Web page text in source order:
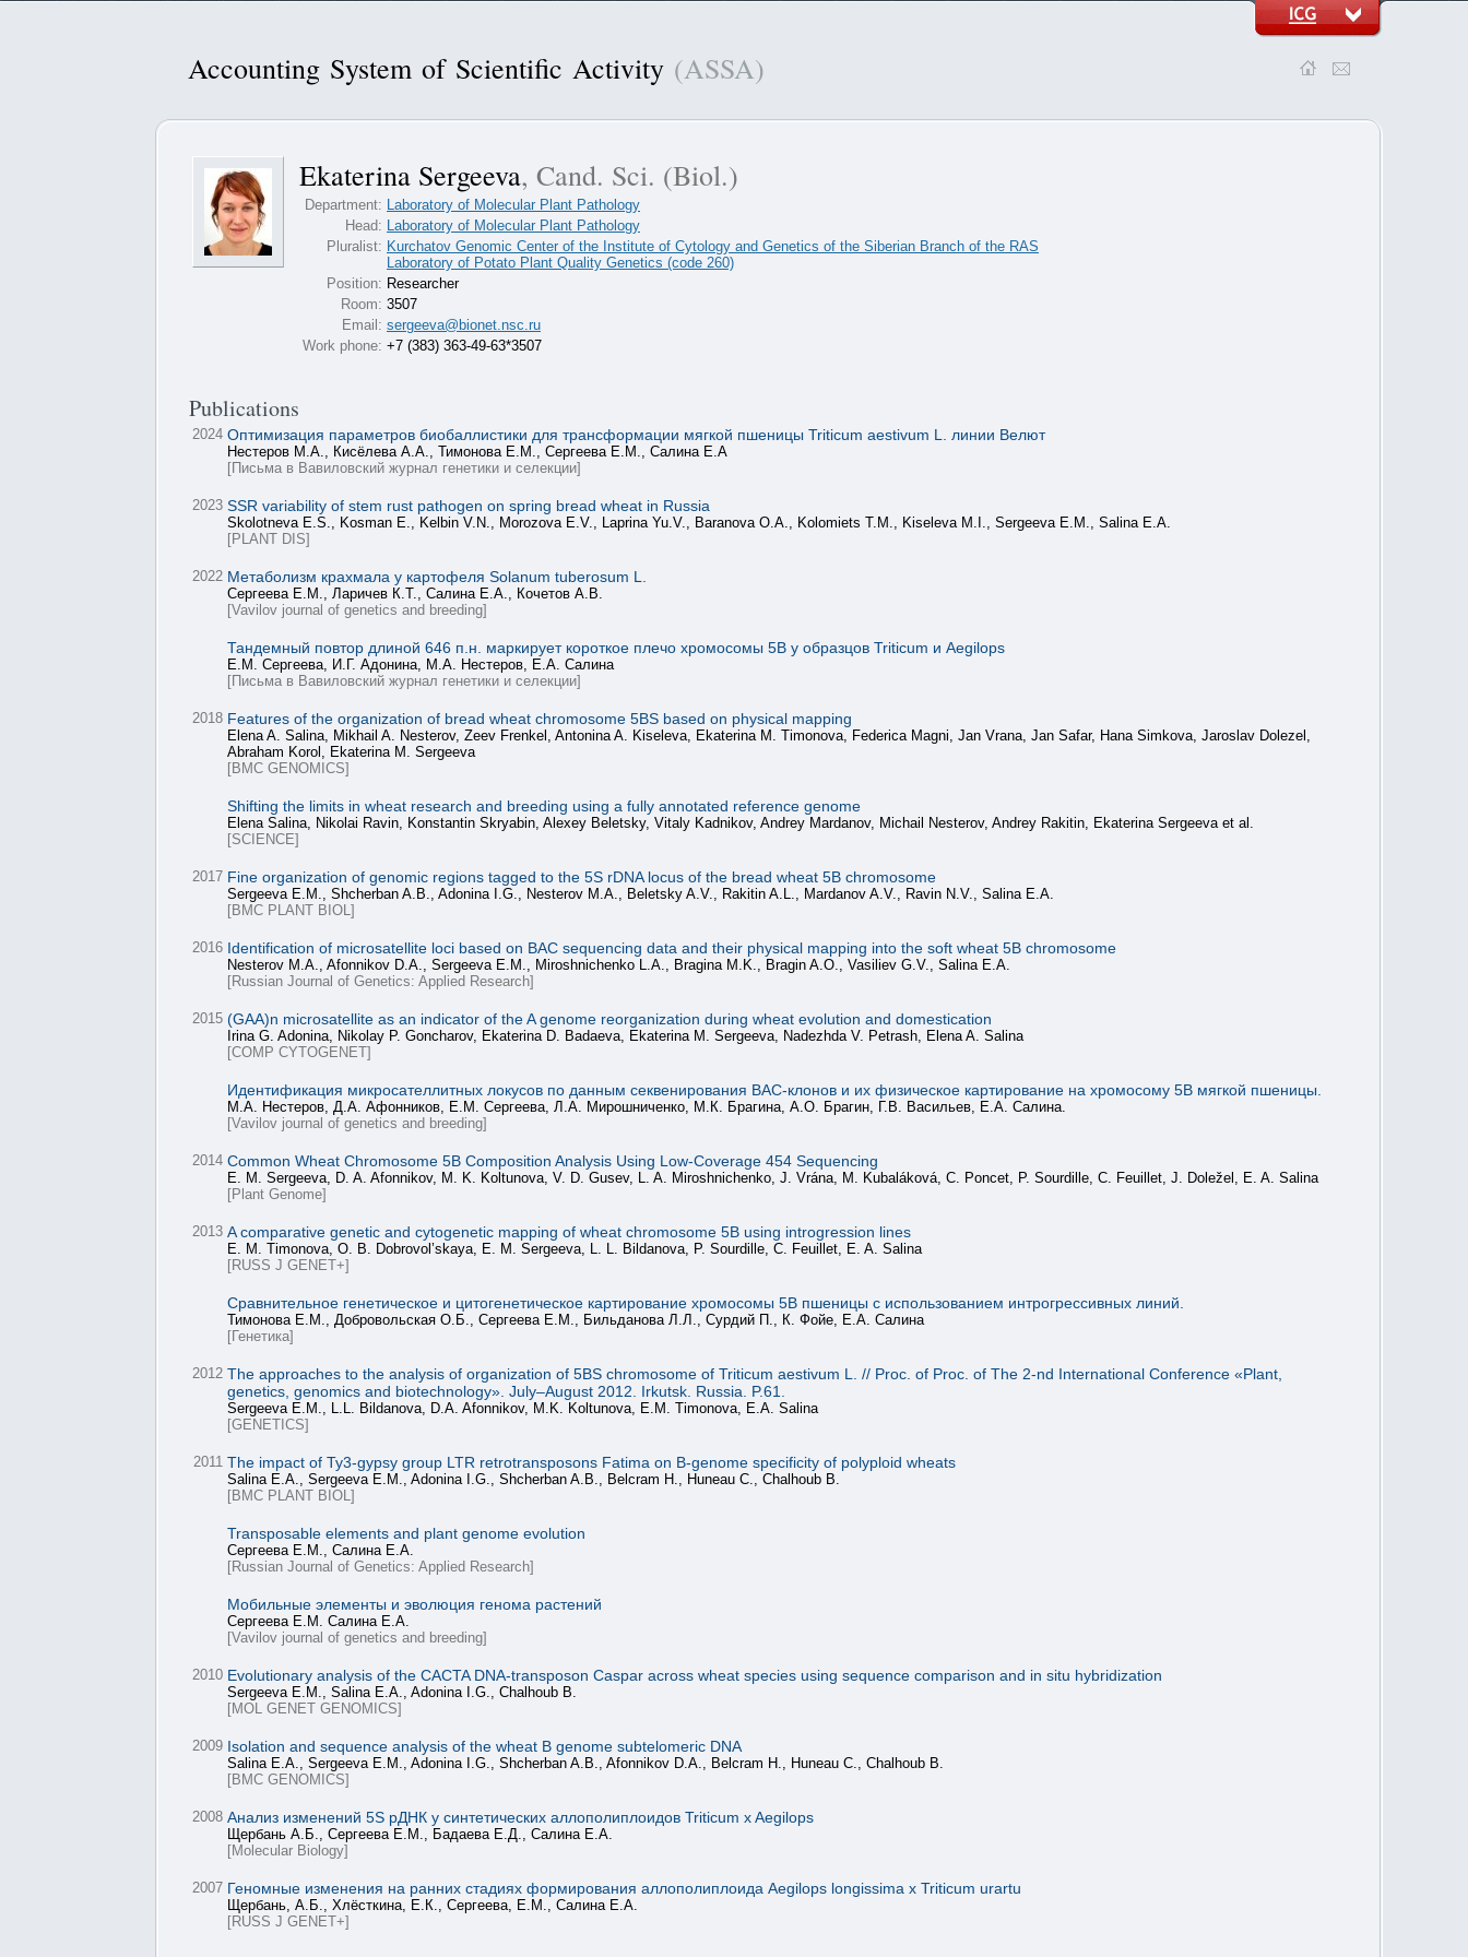
Accounting System of Scientific Activity (ASSA)
Ekaterina Sergeeva, Cand. Sci. (Biol.)
Department: Laboratory of Molecular Plant Pathology
Head: Laboratory of Molecular Plant Pathology
Pluralist: Kurchatov Genomic Center of the Institute of Cytology and Genetics of the Siberian Branch of the RAS
Laboratory of Potato Plant Quality Genetics (code 260)
Position: Researcher
Room: 3507
Email: sergeeva@bionet.nsc.ru
Work phone: +7 (383) 363-49-63*3507
Publications
2024 Оптимизация параметров биобаллистики для трансформации мягкой пшеницы Triticum aestivum L. линии Велют
Нестеров М.А., Кисёлева А.А., Тимонова Е.М., Сергеева Е.М., Салина Е.А
[Письма в Вавиловский журнал генетики и селекции]
2023 SSR variability of stem rust pathogen on spring bread wheat in Russia
Skolotneva E.S., Kosman E., Kelbin V.N., Morozova E.V., Laprina Yu.V., Baranova O.A., Kolomiets T.M., Kiseleva M.I., Sergeeva E.M., Salina E.A.
[PLANT DIS]
2022 Метаболизм крахмала у картофеля Solanum tuberosum L.
Сергеева Е.М., Ларичев К.Т., Салина Е.А., Кочетов А.В.
[Vavilov journal of genetics and breeding]
Тандемный повтор длиной 646 п.н. маркирует короткое плечо хромосомы 5B у образцов Triticum и Aegilops
Е.М. Сергеева, И.Г. Адонина, М.А. Нестеров, Е.А. Салина
[Письма в Вавиловский журнал генетики и селекции]
2018 Features of the organization of bread wheat chromosome 5BS based on physical mapping
Elena A. Salina, Mikhail A. Nesterov, Zeev Frenkel, Antonina A. Kiseleva, Ekaterina M. Timonova, Federica Magni, Jan Vrana, Jan Safar, Hana Simkova, Jaroslav Dolezel,
Abraham Korol, Ekaterina M. Sergeeva
[BMC GENOMICS]
Shifting the limits in wheat research and breeding using a fully annotated reference genome
Elena Salina, Nikolai Ravin, Konstantin Skryabin, Alexey Beletsky, Vitaly Kadnikov, Andrey Mardanov, Michail Nesterov, Andrey Rakitin, Ekaterina Sergeeva et al.
[SCIENCE]
2017 Fine organization of genomic regions tagged to the 5S rDNA locus of the bread wheat 5B chromosome
Sergeeva E.M., Shcherban A.B., Adonina I.G., Nesterov M.A., Beletsky A.V., Rakitin A.L., Mardanov A.V., Ravin N.V., Salina E.A.
[BMC PLANT BIOL]
2016 Identification of microsatellite loci based on BAC sequencing data and their physical mapping into the soft wheat 5B chromosome
Nesterov M.A., Afonnikov D.A., Sergeeva E.M., Miroshnichenko L.A., Bragina M.K., Bragin A.O., Vasiliev G.V., Salina E.A.
[Russian Journal of Genetics: Applied Research]
2015 (GAA)n microsatellite as an indicator of the A genome reorganization during wheat evolution and domestication
Irina G. Adonina, Nikolay P. Goncharov, Ekaterina D. Badaeva, Ekaterina M. Sergeeva, Nadezhda V. Petrash, Elena A. Salina
[COMP CYTOGENET]
Идентификация микросателлитных локусов по данным секвенирования ВАС-клонов и их физическое картирование на хромосому 5B мягкой пшеницы.
М.А. Нестеров, Д.А. Афонников, Е.М. Сергеева, Л.А. Мирошниченко, М.К. Брагина, А.О. Брагин, Г.В. Васильев, Е.А. Салина.
[Vavilov journal of genetics and breeding]
2014 Common Wheat Chromosome 5B Composition Analysis Using Low-Coverage 454 Sequencing
E. M. Sergeeva, D. A. Afonnikov, M. K. Koltunova, V. D. Gusev, L. A. Miroshnichenko, J. Vrána, M. Kubaláková, C. Poncet, P. Sourdille, C. Feuillet, J. Doležel, E. A. Salina
[Plant Genome]
2013 A comparative genetic and cytogenetic mapping of wheat chromosome 5B using introgression lines
E. M. Timonova, O. B. Dobrovol’skaya, E. M. Sergeeva, L. L. Bildanova, P. Sourdille, C. Feuillet, E. A. Salina
[RUSS J GENET+]
Сравнительное генетическое и цитогенетическое картирование хромосомы 5В пшеницы с использованием интрогрессивных линий.
Тимонова Е.М., Добровольская О.Б., Сергеева Е.М., Бильданова Л.Л., Сурдий П., К. Фойе, Е.А. Салина
[Генетика]
2012 The approaches to the analysis of organization of 5BS chromosome of Triticum aestivum L. // Proc. of Proc. of The 2-nd International Conference «Plant,
genetics, genomics and biotechnology». July–August 2012. Irkutsk. Russia. P.61.
Sergeeva E.M., L.L. Bildanova, D.A. Afonnikov, M.K. Koltunova, E.M. Timonova, E.A. Salina
[GENETICS]
2011 The impact of Ty3-gypsy group LTR retrotransposons Fatima on B-genome specificity of polyploid wheats
Salina E.A., Sergeeva E.M., Adonina I.G., Shcherban A.B., Belcram H., Huneau C., Chalhoub B.
[BMC PLANT BIOL]
Transposable elements and plant genome evolution
Сергеева Е.М., Салина Е.А.
[Russian Journal of Genetics: Applied Research]
Мобильные элементы и эволюция генома растений
Сергеева Е.М. Салина Е.А.
[Vavilov journal of genetics and breeding]
2010 Evolutionary analysis of the CACTA DNA-transposon Caspar across wheat species using sequence comparison and in situ hybridization
Sergeeva E.M., Salina E.A., Adonina I.G., Chalhoub B.
[MOL GENET GENOMICS]
2009 Isolation and sequence analysis of the wheat B genome subtelomeric DNA
Salina E.A., Sergeeva E.M., Adonina I.G., Shcherban A.B., Afonnikov D.A., Belcram H., Huneau C., Chalhoub B.
[BMC GENOMICS]
2008 Анализ изменений 5S рДНК у синтетических аллополиплоидов Triticum x Aegilops
Щербань А.Б., Сергеева Е.М., Бадаева Е.Д., Салина Е.А.
[Molecular Biology]
2007 Геномные изменения на ранних стадиях формирования аллополиплоида Aegilops longissima x Triticum urartu
Щербань, А.Б., Хлёсткина, Е.К., Сергеева, Е.М., Салина Е.А.
[RUSS J GENET+]